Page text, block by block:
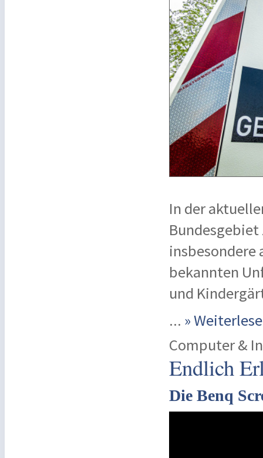
In der
insbesondere
bekannten
und
... »
Computer &
Endlich
Die Benq